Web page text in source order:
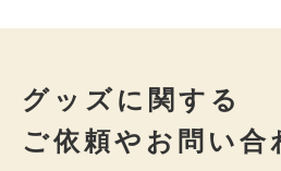
グッズに関する
ご依頼やお問い合